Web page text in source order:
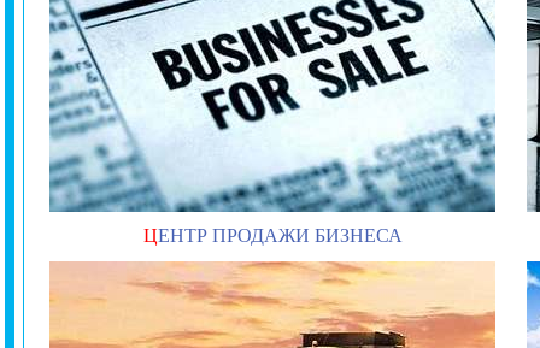
ЦЕНТР ПРОДАЖИ БИЗНЕСА